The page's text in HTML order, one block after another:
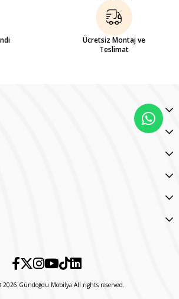
Ücretsiz Montaj ve
Teslimat
2026 Gündoğdu Mobilya All rights reserved.